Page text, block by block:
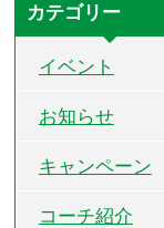
カテゴリー
イベント
お知らせ
キャンペーン
コーチ紹介